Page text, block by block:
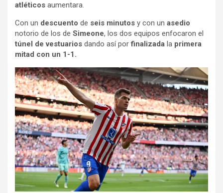
atléticos aumentara.
Con un descuento de seis minutos y con un asedio
notorio de los de Simeone, los dos equipos enfocaron el
túnel de vestuarios dando así porfinalizada la primera
mitad con un 1-1.